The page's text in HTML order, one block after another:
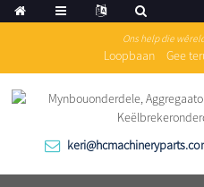
Ons help die
Loopbaan Gee